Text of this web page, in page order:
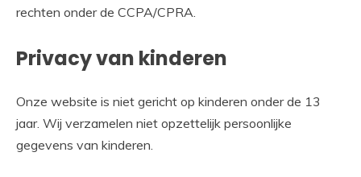
rechten onder de CCPA/CPRA.
Privacy van kinderen
Onze website is niet gericht op kinderen onder de 13
jaar. Wij verzamelen niet opzettelijk persoonlijke
gegevens van kinderen.